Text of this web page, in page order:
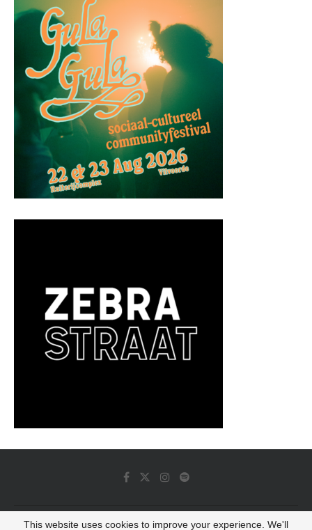
© 2022 - Luminous Dash All Rights Reserved
This website uses cookies to improve your experience. We'll